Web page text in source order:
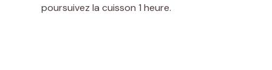
poursuivez la cuisson 1 heure.